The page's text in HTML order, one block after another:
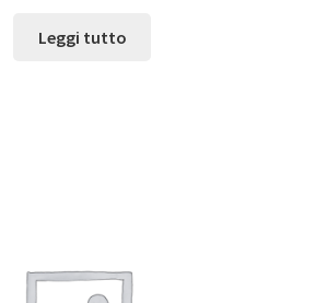
Leggi tutto